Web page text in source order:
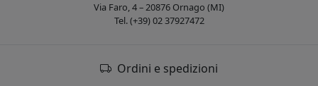
Via Faro, 4 – 20876 Ornago (MI)
Tel. (+39) 02 37927472
Ordini e spedizioni